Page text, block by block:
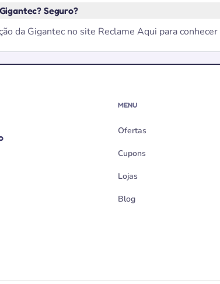
Seguro?
da Gigantec no site Reclame Aqui para
no YouTube
MENU
Ofertas
Cupons
Lojas
Blog